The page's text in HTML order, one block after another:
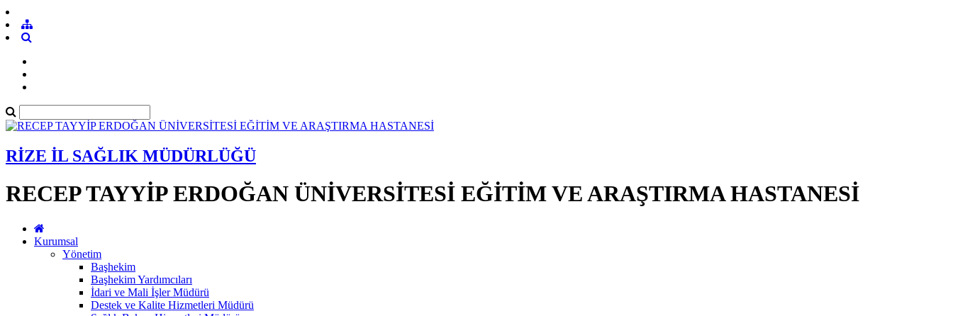
RİZE İL SAĞLIK MÜDÜRLÜĞÜ
RECEP TAYYİP ERDOĞAN ÜNİVERSİTESİ EĞİTİM VE ARAŞTIRMA HASTANESİ
Kurumsal
Yönetim
Başhekim
Başhekim Yardımcıları
İdari ve Mali İşler Müdürü
Destek ve Kalite Hizmetleri Müdürü